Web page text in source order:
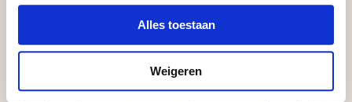
Alles toestaan
Weigeren
L.A. heeft een heel rijke geschiedenis waar lang niet
iedereen bekend mee is. Jazzlegendes zoals